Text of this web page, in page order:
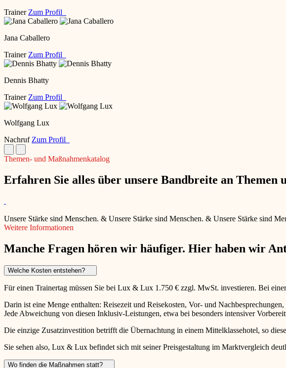
Trainer Zum Profil
Jana Caballero
Trainer Zum Profil
Dennis Bhatty
Trainer Zum Profil
Wolfgang Lux
Nachruf Zum Profil
Themen- und Maßnahmenkatalog
Erfahren Sie alles über unsere Bandbreite an
Unsere Stärke sind Menschen. & Unsere Stärke sind Menschen. & Unsere Stärke sind
Weitere Informationen
Manche Fragen hören wir häufiger. Hier haben wir
Welche Kosten entstehen?
Für einen Trainertag müssen Sie bei Lux & Lux 1.750 € zzgl. MwSt. investieren. Bei
Darin ist eine Menge enthalten: Reisezeit und Reisekosten, Vor- und
Jede Abweichung von diesen Inklusiv-Leistungen, etwa bei besonders intensiver
Die einzige Zusatzinvestition betrifft die Übernachtung in einem Mittelklassehotel, so
Sie sehen also, Lux & Lux befindet sich mit seiner Preisgestaltung im Marktvergleich
Wo finden die Maßnahmen statt?